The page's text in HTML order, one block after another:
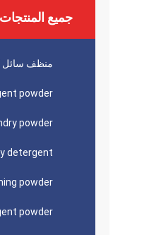
جميع المنتجات
منظف ​​سائل
powder
powder
detergent
powder
powder